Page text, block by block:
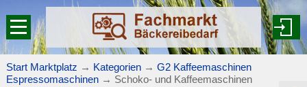
Start Marktplatz → Kategorien → G2 Kaffeemaschinen
Espressomaschinen → Schoko- und Kaffeemaschinen